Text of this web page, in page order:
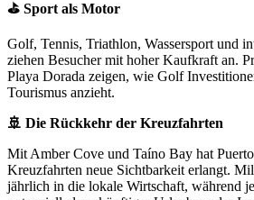
⛳ Sport als Motor
Golf, Tennis, Triathlon, Wassersport und
ziehen Besucher mit hoher Kaufkraft an.
Playa Dorada zeigen, wie Golf
Tourismus anzieht.
🚢 Die Rückkehr der Kreuzfahrten
Mit Amber Cove und Taíno Bay hat
Kreuzfahrten neue Sichtbarkeit erlangt.
jährlich in die lokale Wirtschaft, während